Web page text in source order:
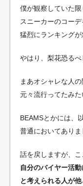
僕が観察していた限
スニーカーのコーデ
猛烈にランキングが
やはり、梨花恐るべ
まあオシャレな人の
元々流行ってたみ
BEAMSとかには、
普通においてありま
話を戻しますが、こ
自分のバイヤー活動
と考えられる人が